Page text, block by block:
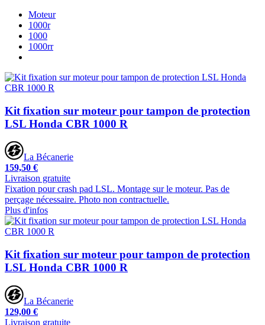
Moteur
1000r
1000
1000rr
Kit fixation sur moteur pour tampon de protection
LSL Honda CBR 1000 R
La Bécanerie
159,50 €
Livraison gratuite
Fixation pour crash pad LSL. Montage sur le moteur. Pas de
perçage nécessaire. Photo non contractuelle.
Plus d'infos
Kit fixation sur moteur pour tampon de protection
LSL Honda CBR 1000 R
La Bécanerie
129,00 €
Livraison gratuite